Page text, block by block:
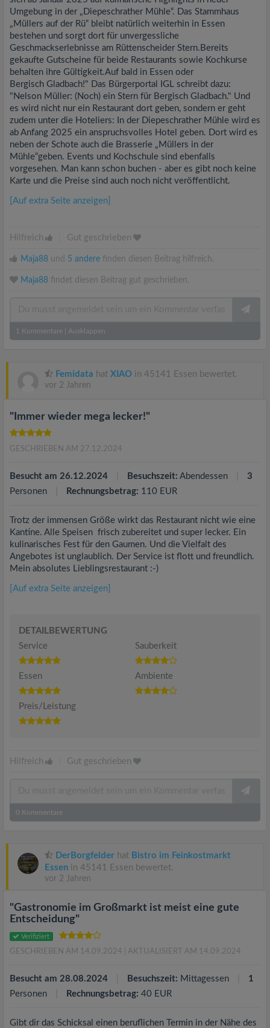
Umgebung in der „Diepeschrather Mühle“. Das Stammhaus
„Müllers auf der Rü“ bleibt natürlich weiterhin in Essen
bestehen und sorgt dort für unvergessliche
Geschmackserlebnisse am Rüttenscheider Stern.Bereits
gekaufte Gutscheine für beide Restaurants sowie Kochkurse
behalten ihre Gültigkeit.Auf bald in Essen oder
Bergisch Gladbach!" Das Bürgerportal IGL schreibt dazu:
"Nelson Müller: (Noch) ein Stern für Bergisch Gladbach." Und
es wird nicht nur ein Restaurant dort geben, sondern er geht
zudem unter die Hoteliers: In der Diepeschrather Mühle wird es
ab Anfang 2025 ein anspruchsvolles Hotel geben. Dort wird es
neben der Schote auch die Brasserie „Müllers in der
Mühle“geben. Events und Kochschule sind ebenfalls
vorgesehen. Man kann schon buchen - aber es gibt noch keine
Karte und die Preise sind auch noch nicht veröffentlicht.
[Auf extra Seite anzeigen]
Hilfreich Gut geschrieben
Maja88 und 5 andere finden diesen Beitrag hilfreich.
Maja88 findet diesen Beitrag gut geschrieben.
1 Kommentare Ausklappen
Femidata hat XIAO in 45141 Essen bewertet.
vor 2 Jahren
"Immer wieder mega lecker!"
GESCHRIEBEN AM 27.12.2024
Besucht am 26.12.2024 Besuchszeit: Abendessen
3
Personen
Rechnungsbetrag: 110 EUR
Trotz der immensen Größe wirkt das Restaurant nicht wie eine
Kantine. Alle Speisen frisch zubereitet und super lecker. Ein
kulinarisches Fest für den Gaumen. Und die Vielfalt des
Angebotes ist unglaublich. Der Service ist flott und freundlich.
Mein absolutes Lieblingsrestaurant :-)
[Auf extra Seite anzeigen]
DETAILBEWERTUNG
Service
Sauberkeit
Essen Ambiente
Preis/Leistung
Hilfreich Gut geschrieben
0 Kommentare
DerBorgfelder hat Bistro im Feinkostmarkt
Essen in 45141 Essen bewertet.
vor 2 Jahren
"Gastronomie im Großmarkt ist meist eine gute
Entscheidung"
Verifiziert
GESCHRIEBEN AM 14.09.2024 | AKTUALISIERT AM 14.09.2024
Besucht am 28.08.2024 Besuchszeit: Mittagessen
1
Personen
Rechnungsbetrag: 40 EUR
Gibt dir das Schicksal einen beruflichen Termin in der Nähe des